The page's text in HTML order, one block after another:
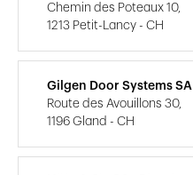
Chemin des Poteaux 10,
1213 Petit-Lancy - CH
Gilgen Door Systems SA
Route des Avouillons 30,
1196 Gland - CH